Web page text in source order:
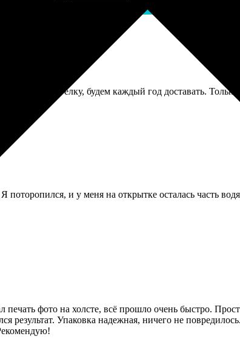
на ёлку, будем каждый год доставать. Только
поторопился, и у меня на открытке осталась часть
печать фото на холсте, всё прошло очень быстро.
результат. Упаковка надежная, ничего не повредилось.